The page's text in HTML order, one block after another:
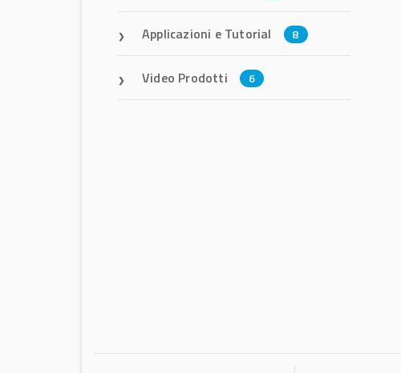
Applicazioni e Tutorial 8
Video Prodotti 6